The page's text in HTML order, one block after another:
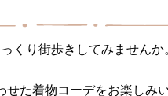
くり街歩きしてみません
せた着物コーデをお楽しみ